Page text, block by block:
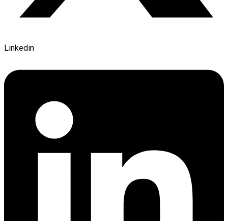
Linkedin